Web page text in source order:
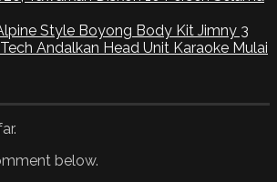
Style Boyong Body Kit Jimny 3
Andalkan Head Unit Karaoke Mulai
below.